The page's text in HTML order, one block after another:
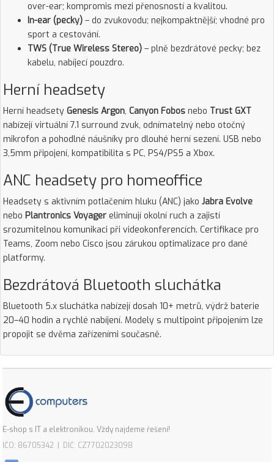
over-ear; kompromis mezi přenosností a kvalitou.
In-ear (pecky) – do zvukovodu; nejkompaktnější; vhodné pro
sport a cestování.
TWS (True Wireless Stereo) – plně bezdrátové pecky; bez
kabelu, nabíjecí pouzdro.
Herní headsety
Herní headsety Genesis Argon, Canyon Fobos nebo Trust GXT
nabízejí virtuální 7.1 surround zvuk, odnímatelný nebo otočný
mikrofon a pohodlné náušníky pro dlouhé herní sezení. USB nebo
3,5mm připojení, kompatibilita s PC, PS4/PS5 a Xbox.
ANC headsety pro homeoffice
Headsety s aktivním potlačením hluku (ANC) jako Jabra Evolve
nebo Plantronics Voyager eliminují okolní ruch a zajistí
srozumitelnou komunikaci při videokonferencích. Certifikace pro
Teams, Zoom nebo Cisco jsou zárukou optimalizace pro dané
platformy.
Bezdrátová Bluetooth sluchátka
Bluetooth 5.x sluchátka nabízejí dosah 10+ metrů, výdrž baterie
20–40 hodin a rychlé nabíjení. Modely s multipoint připojením lze
propojit se dvěma zařízeními současně.
E-shop s IT a elektronikou. Vždy najdeme řešení!
IČO: 86705342 | DIČ: CZ7702023098